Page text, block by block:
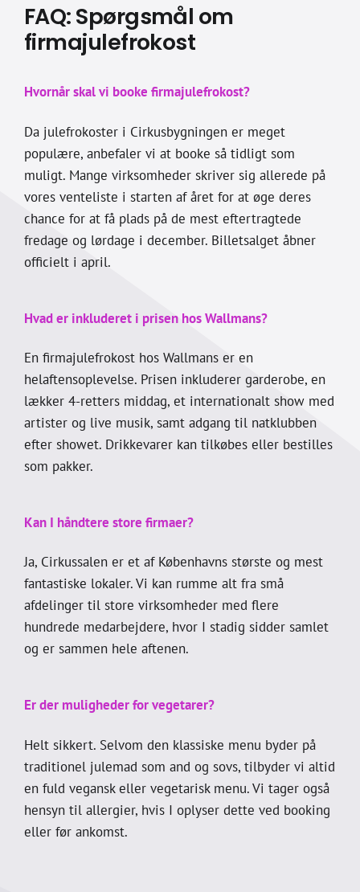
FAQ: Spørgsmål om
firmajulefrokost
Hvornår skal vi booke firmajulefrokost?
Da julefrokoster i Cirkusbygningen er meget
populære, anbefaler vi at booke så tidligt som
muligt. Mange virksomheder skriver sig allerede på
vores venteliste i starten af året for at øge deres
chance for at få plads på de mest eftertragtede
fredage og lørdage i december. Billetsalget åbner
officielt i april.
Hvad er inkluderet i prisen hos Wallmans?
En firmajulefrokost hos Wallmans er en
helaftensoplevelse. Prisen inkluderer garderobe, en
lækker 4-retters middag, et internationalt show med
artister og live musik, samt adgang til natklubben
efter showet. Drikkevarer kan tilkøbes eller bestilles
som pakker.
Kan I håndtere store firmaer?
Ja, Cirkussalen er et af Københavns største og mest
fantastiske lokaler. Vi kan rumme alt fra små
afdelinger til store virksomheder med flere
hundrede medarbejdere, hvor I stadig sidder samlet
og er sammen hele aftenen.
Er der muligheder for vegetarer?
Helt sikkert. Selvom den klassiske menu byder på
traditionel julemad som and og sovs, tilbyder vi altid
en fuld vegansk eller vegetarisk menu. Vi tager også
hensyn til allergier, hvis I oplyser dette ved booking
eller før ankomst.